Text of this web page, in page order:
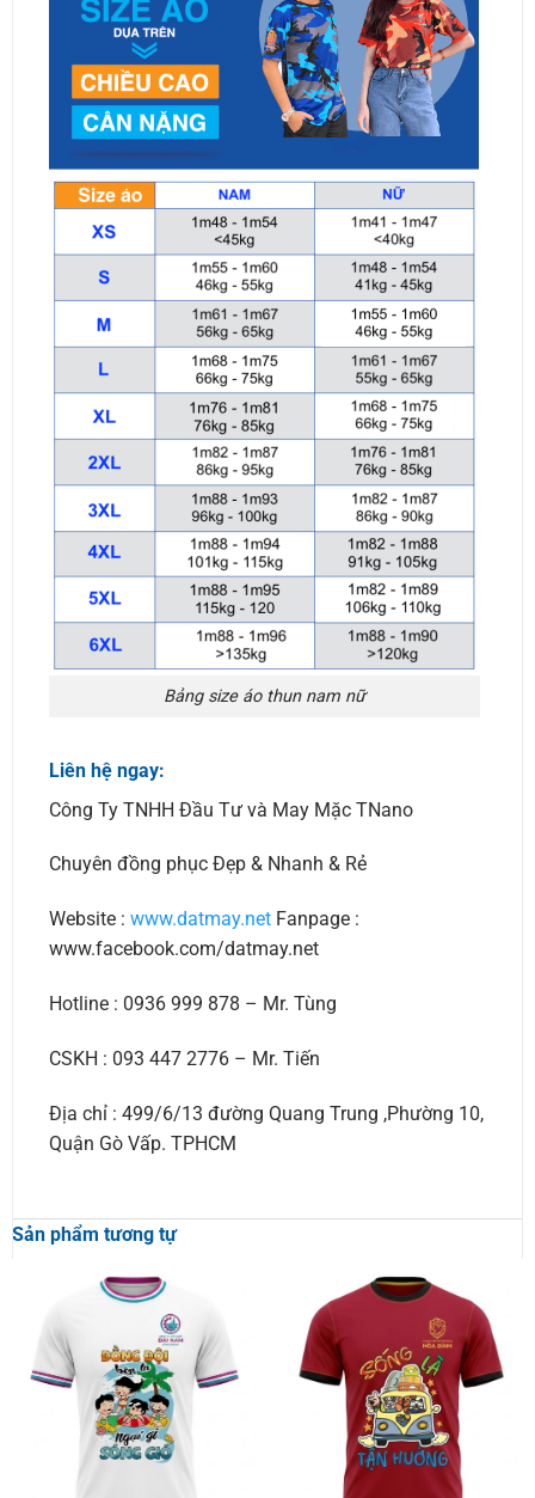
Bảng size áo thun nam nữ
Liên hệ ngay:
Công Ty TNHH Đầu Tư và May Mặc TNano
Chuyên đồng phục Đẹp & Nhanh & Rẻ
Website : www.datmay.netFanpage :
www.facebook.com/datmay.net
Hotline : 0936 999 878 – Mr. Tùng
CSKH : 093 447 2776 – Mr. Tiến
Địa chỉ : 499/6/13 đường Quang Trung ,Phường 10,
Quận Gò Vấp. TPHCM
Sản phẩm tương tự